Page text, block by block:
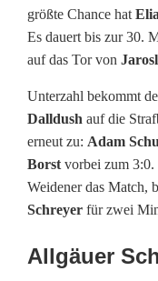
e
i
n
:
B
l
e
größte Chance hat
Es dauert bis zur 30.
auf das Tor von
Unterzahl bekommt
Dalldush auf die
erneut zu: Adam
Borst vorbei zum 3:0.
Weidener das Match,
Schreyer für zwei
Allgäuer